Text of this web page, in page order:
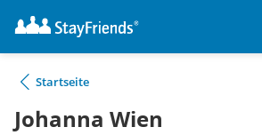
Startseite
Johanna Wien